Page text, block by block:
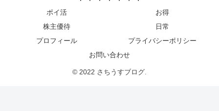
ポイ活
お得
株主優待
日常
プロフィール
プライバシーポリシー
お問い合わせ
© 2022 さちうすブログ.